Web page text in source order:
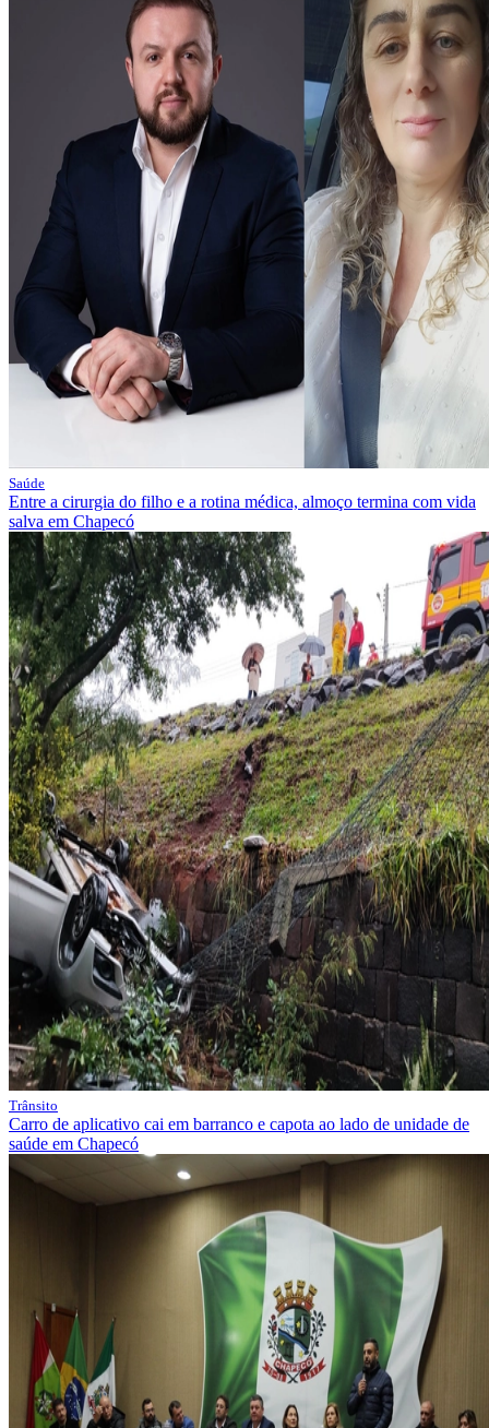
Saúde
Entre a cirurgia do filho e a rotina médica, almoço termina com vida
salva em Chapecó
Trânsito
Carro de aplicativo cai em barranco e capota ao lado de unidade de
saúde em Chapecó